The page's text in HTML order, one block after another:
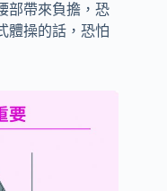
部帶來負擔，恐
體操的話，恐怕